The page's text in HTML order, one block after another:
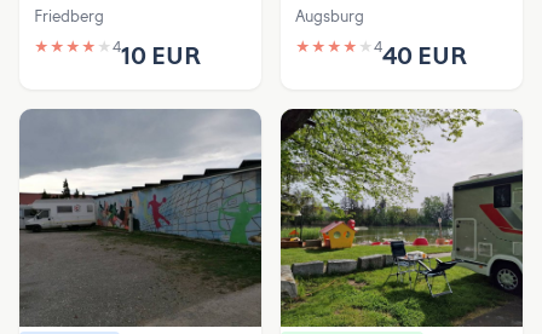
Friedberg
★ ★ ★ ★ ★ 410 EUR
Augsburg
★ ★ ★ ★ ★ 440 EUR